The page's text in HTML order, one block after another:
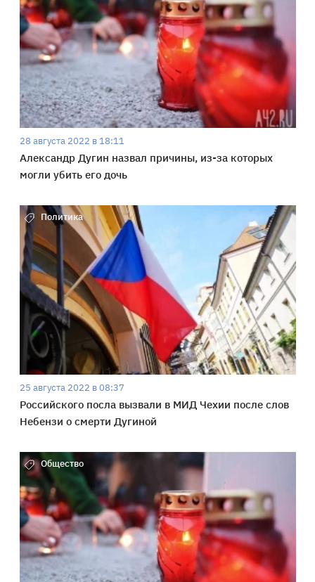
28 августа 2022 в 18:11
Александр Дугин назвал причины, из-за которых
могли убить его дочь
Политика
25 августа 2022 в 08:37
Российского посла вызвали в МИД Чехии после слов
Небензи о смерти Дугиной
Общество